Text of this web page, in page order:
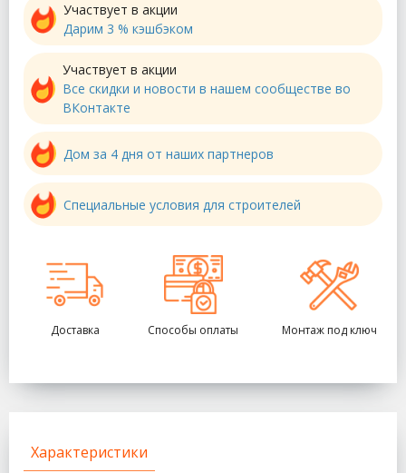
Участвует в акции
Дарим 3 % кэшбэком
Участвует в акции
Все скидки и новости в нашем сообществе во
ВКонтакте
Дом за 4 дня от наших партнеров
Специальные условия для строителей
Доставка Способы оплаты Монтаж под ключ
Характеристики